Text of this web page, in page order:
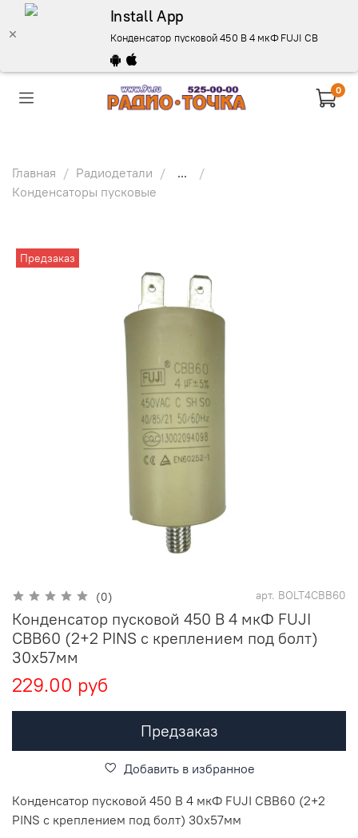
Install App
Конденсатор пусковой 450 В 4 мкФ FUJI CBB60
0
Главная Радиодетали
...
Конденсаторы пусковые
Предзаказ
(0) арт. BOLT4CBB60
Конденсатор пусковой 450 В 4 мкФ FUJI
CBB60 (2+2 PINS с креплением под болт)
30x57мм
229.00 руб
Предзаказ
Добавить в избранное
Конденсатор пусковой 450 В 4 мкФ FUJI CBB60 (2+2
PINS с креплением под болт) 30x57мм